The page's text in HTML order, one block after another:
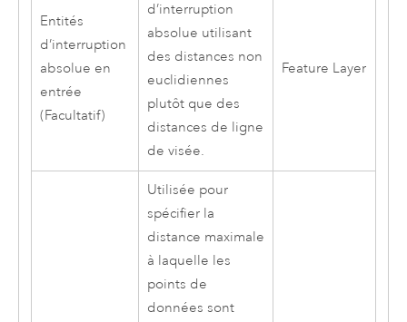
Entités
d’interruption
absolue en
entrée
(Facultatif)
d’interruption
absolue utilisant
des distances non
euclidiennes
plutôt que des
distances de ligne
de visée.
Feature Layer
Utilisée pour
spécifier la
distance maximale
à laquelle les
points de
données sont